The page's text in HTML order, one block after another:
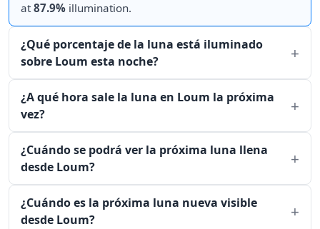
at87.9% illumination.
¿Qué porcentaje de la luna está iluminado
sobre Loum esta noche?
¿A qué hora sale la luna en Loum la próxima
vez?
¿Cuándo se podrá ver la próxima luna llena
desde Loum?
¿Cuándo es la próxima luna nueva visible
desde Loum?